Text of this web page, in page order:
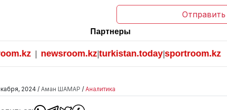
Партнеры
|newsroom.kz|turkistan.today|sportroom.kz
2024 / Аман ШАМАР / Аналитика